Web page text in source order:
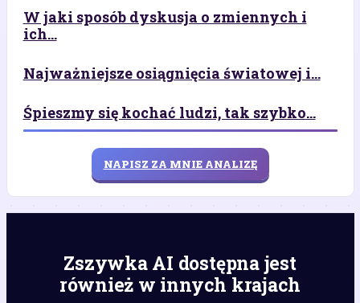
W jaki sposób dyskusja o zmiennych i
ich...
Najważniejsze osiągnięcia światowej i...
Śpieszmy się kochać ludzi, tak szybko...
NAPISZ ZA MNIE ANALIZĘ
Zszywka AI dostępna jest
również w innych krajach